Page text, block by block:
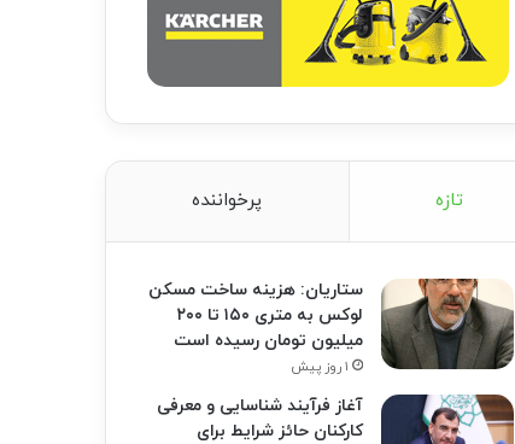
تازه پرخواننده
ستاریان: هزینه ساخت مسکن
لوکس به متری ۱۵۰ تا ۲۰۰
میلیون تومان رسیده است
۱ روز پیش
آغاز فرآیند شناسایی و معرفی
کارکنان حائز شرایط برای